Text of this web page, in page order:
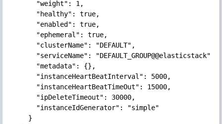
      "weight": 1,
      "healthy": true,
      "enabled": true,
      "ephemeral": true,
      "clusterName": "DEFAULT",
      "serviceName": "DEFAULT_GROUP@@elasticstack",
      "metadata": {},
      "instanceHeartBeatInterval": 5000,
      "instanceHeartBeatTimeOut": 15000,
      "ipDeleteTimeout": 30000,
      "instanceIdGenerator": "simple"
    }